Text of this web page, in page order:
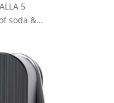
5
soda &...